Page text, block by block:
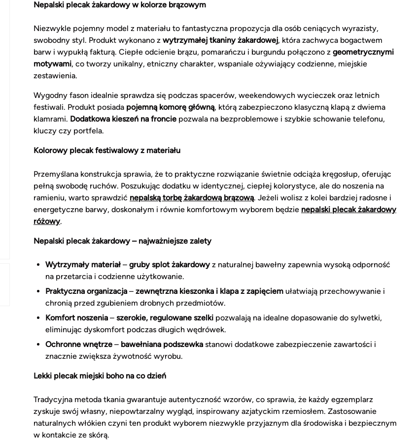
Nepalski plecak żakardowy w kolorze brązowym
Niezwykle pojemny model z materiału to fantastyczna propozycja dla osób ceniących wyrazisty,
swobodny styl. Produkt wykonano z wytrzymałej tkaniny żakardowej, która zachwyca bogactwem
barw i wypukłą fakturą. Ciepłe odcienie brązu, pomarańczu i burgundu połączono z geometrycznymi
motywami, co tworzy unikalny, etniczny charakter, wspaniale ożywiający codzienne, miejskie
zestawienia.
Wygodny fason idealnie sprawdza się podczas spacerów, weekendowych wycieczek oraz letnich
festiwali. Produkt posiada pojemną komorę główną, którą zabezpieczono klasyczną klapą z dwiema
klamrami. Dodatkowa kieszeń na froncie pozwala na bezproblemowe i szybkie schowanie telefonu,
kluczy czy portfela.
Kolorowy plecak festiwalowy z materiału
Przemyślana konstrukcja sprawia, że to praktyczne rozwiązanie świetnie odciąża kręgosłup, oferując
pełną swobodę ruchów. Poszukując dodatku w identycznej, ciepłej kolorystyce, ale do noszenia na
ramieniu, warto sprawdzić nepalską torbę żakardową brązową. Jeżeli wolisz z kolei bardziej radosne i
energetyczne barwy, doskonałym i równie komfortowym wyborem będzie nepalski plecak żakardowy
różowy.
Nepalski plecak żakardowy – najważniejsze zalety
Wytrzymały materiał – gruby splot żakardowyz naturalnej bawełny zapewnia wysoką odporność
na przetarcia i codzienne użytkowanie.
Praktyczna organizacja – zewnętrzna kieszonka i klapa z zapięciem ułatwiają przechowywanie i
chronią przed zgubieniem drobnych przedmiotów.
Komfort noszenia – szerokie, regulowane szelki pozwalają na idealne dopasowanie do sylwetki,
eliminując dyskomfort podczas długich wędrówek.
Ochronne wnętrze – bawełniana podszewka stanowi dodatkowe zabezpieczenie zawartości i
znacznie zwiększa żywotność wyrobu.
Lekki plecak miejski boho na co dzień
Tradycyjna metoda tkania gwarantuje autentyczność wzorów, co sprawia, że każdy egzemplarz
zyskuje swój własny, niepowtarzalny wygląd, inspirowany azjatyckim rzemiosłem. Zastosowanie
naturalnych włókien czyni ten produkt wyborem niezwykle przyjaznym dla środowiska i bezpiecznym
w kontakcie ze skórą.